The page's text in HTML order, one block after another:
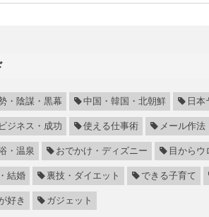
・陰謀・黒幕 中国・韓国・北朝鮮 日本
ビジネス・成功 使える仕事術 メール作法
・温泉 おでかけ・ディズニー 目からウ
結婚 裏技・ダイエット できる子育て
好き ガジェット